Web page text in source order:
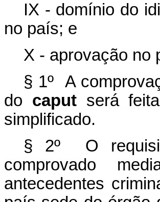
IX - domínio do
no país; e
X - aprovação no
§ 1º A
do caputserá feita
simplificado.
§ 2º O
comprovado
antecedentes